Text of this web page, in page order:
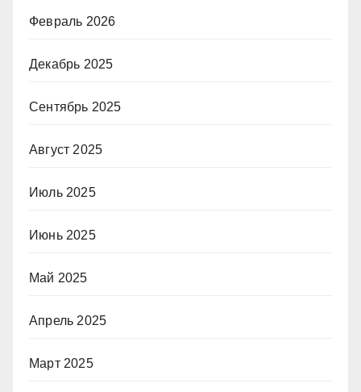
Февраль 2026
Декабрь 2025
Сентябрь 2025
Август 2025
Июль 2025
Июнь 2025
Май 2025
Апрель 2025
Март 2025